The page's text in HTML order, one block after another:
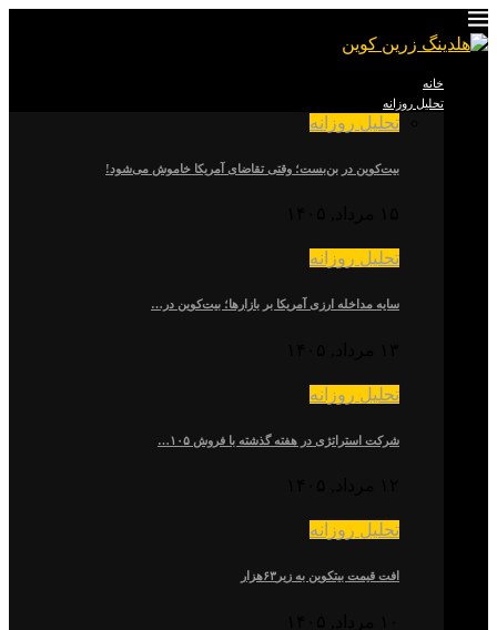
خانه
تحلیل روزانه
تحلیل روزانه
بیت‌کوین در بن‌بست؛ وقتی تقاضای آمریکا خاموش می‌شود!
تحلیل روزانه
سایه مداخله ارزی آمریکا بر بازارها؛ بیت‌کوین در…
تحلیل روزانه
شرکت استراتژی در هفته گذشته با فروش ۱۰۵…
تحلیل روزانه
افت قیمت بیتکوین به زیر۶۳هزار